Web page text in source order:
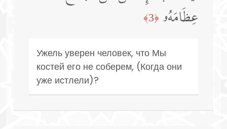
عِظَامَهُۥ ﴿3﴾
Ужель уверен человек, что Мы
костей его не соберем, (Когда они
уже истлели)?